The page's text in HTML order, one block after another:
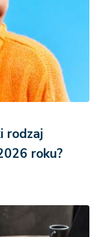
rodzaj
roku?